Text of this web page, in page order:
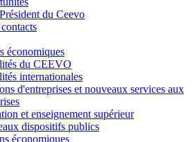
du Ceevo
économiques
du CEEVO
internationales
d'entreprises et nouveaux services aux
et enseignement supérieur
dispositifs publics
économiques